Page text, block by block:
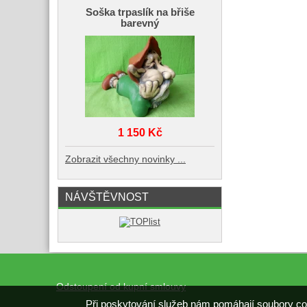
Soška trpaslík na břiše
barevný
1 150 Kč
Zobrazit všechny novinky ...
NÁVŠTĚVNOST
Odstoupení od kupní smlouvy
Při poskytování služeb nám pomáhají soubory